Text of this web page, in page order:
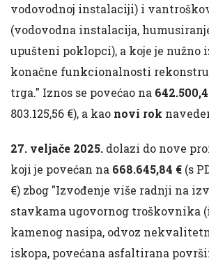
vodovodnoj instalaciji) i
(vodovodna instalacija,
upušteni poklopci), a koje je nužno
konačne funkcionalnosti
trga." Iznos se povećao na
803.125,56 €), a kao novi rok
27. veljače 2025. dolazi do nove
koji je povećan na 668.645,84 € (s
€) zbog "Izvođenje više radnji na
stavkama ugovornog troškovnika
kamenog nasipa, odvoz
iskopa, povećana asfaltirana